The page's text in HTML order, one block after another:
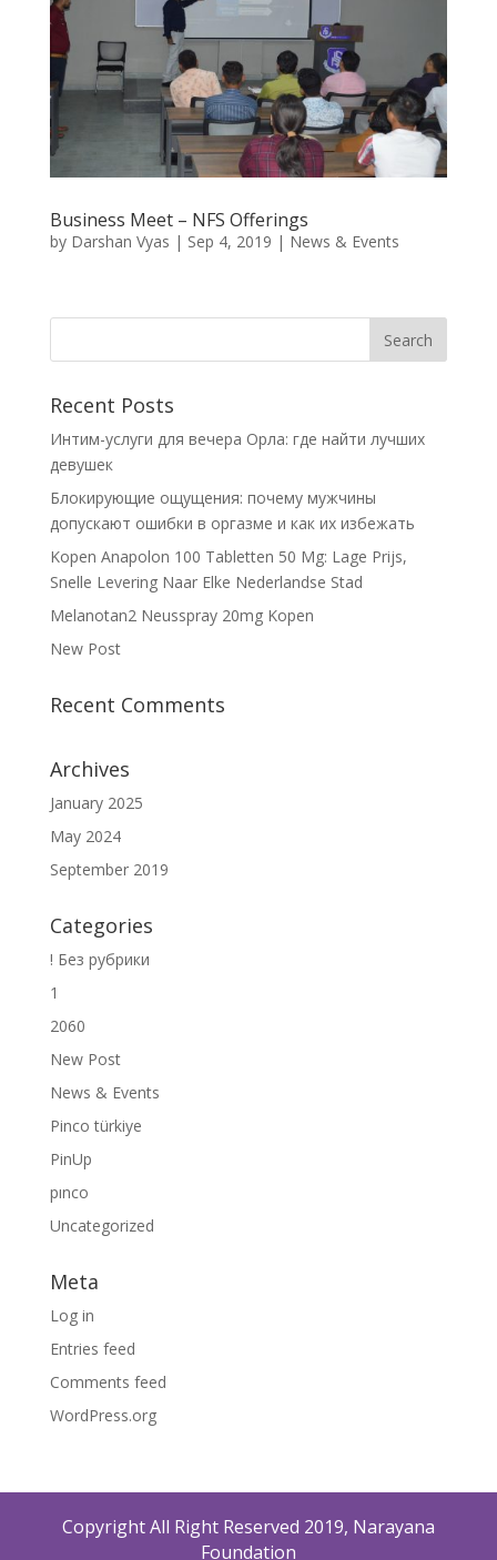
Business Meet – NFS Offerings
by Darshan Vyas | Sep 4, 2019 | News & Events
Recent Posts
Интим-услуги для вечера Орла: где найти лучших
девушек
Блокирующие ощущения: почему мужчины
допускают ошибки в оргазме и как их избежать
Kopen Anapolon 100 Tabletten 50 Mg: Lage Prijs,
Snelle Levering Naar Elke Nederlandse Stad
Melanotan2 Neusspray 20mg Kopen
New Post
Recent Comments
Archives
January 2025
May 2024
September 2019
Categories
! Без рубрики
1
2060
New Post
News & Events
Pinco türkiye
PinUp
pınco
Uncategorized
Meta
Log in
Entries feed
Comments feed
WordPress.org
Copyright All Right Reserved 2019, Narayana
Foundation